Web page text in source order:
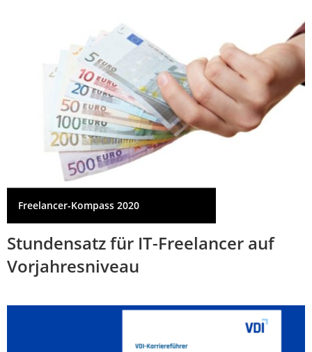
Freelancer-Kompass 2020
Stundensatz für IT-Freelancer auf
Vorjahresniveau